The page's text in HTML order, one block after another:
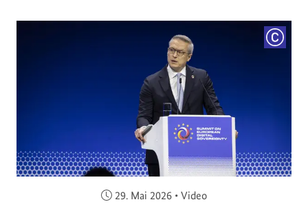
Veröffentlicht am:
29. Mai 2026 • Video